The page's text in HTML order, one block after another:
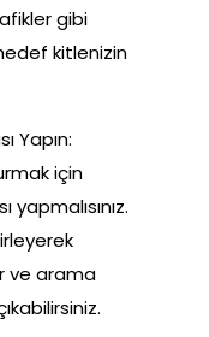
gibi
kitlenizin
Yapın:
için
ve arama